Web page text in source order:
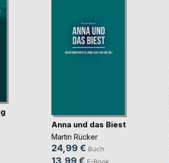
Anna und das Biest
Martin Rücker
24,99 € Buch
13,99 €